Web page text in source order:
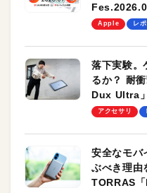
します！
Apple レポ
落下実験
るか？ 耐
Dux Ultra
のモバイル
アクセサリ
安全なモバ
ぶべき理由
TORRAS